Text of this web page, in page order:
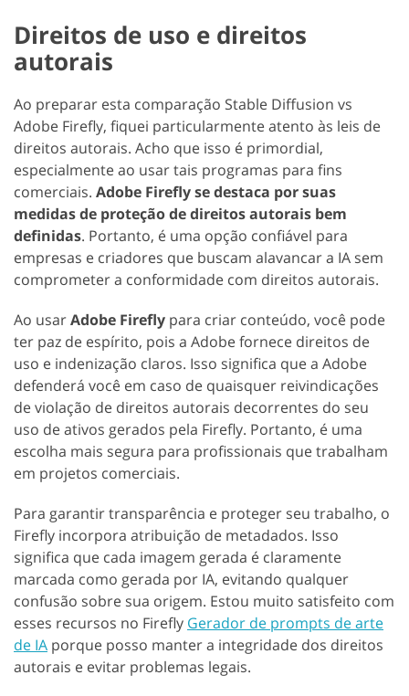
Direitos de uso e direitos
autorais
Ao preparar esta comparação Stable Diffusion vs
Adobe Firefly, fiquei particularmente atento às leis de
direitos autorais. Acho que isso é primordial,
especialmente ao usar tais programas para fins
comerciais. Adobe Firefly se destaca por suas
medidas de proteção de direitos autorais bem
definidas. Portanto, é uma opção confiável para
empresas e criadores que buscam alavancar a IA sem
comprometer a conformidade com direitos autorais.
Ao usarAdobe Firefly para criar conteúdo, você pode
ter paz de espírito, pois a Adobe fornece direitos de
uso e indenização claros. Isso significa que a Adobe
defenderá você em caso de quaisquer reivindicações
de violação de direitos autorais decorrentes do seu
uso de ativos gerados pela Firefly. Portanto, é uma
escolha mais segura para profissionais que trabalham
em projetos comerciais.
Para garantir transparência e proteger seu trabalho, o
Firefly incorpora atribuição de metadados. Isso
significa que cada imagem gerada é claramente
marcada como gerada por IA, evitando qualquer
confusão sobre sua origem. Estou muito satisfeito com
esses recursos no Firefly Gerador de prompts de arte
de IA porque posso manter a integridade dos direitos
autorais e evitar problemas legais.